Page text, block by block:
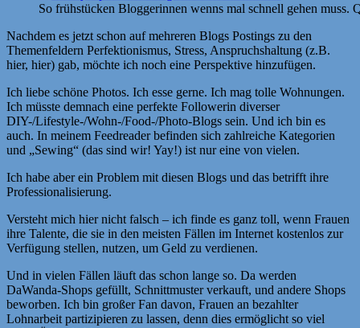
So frühstücken Bloggerinnen wenns mal schnell gehen muss.
Nachdem es jetzt schon auf mehreren Blogs Postings zu den
Themenfeldern Perfektionismus, Stress, Anspruchshaltung (z.B.
hier, hier) gab, möchte ich noch eine Perspektive hinzufügen.
Ich liebe schöne Photos. Ich esse gerne. Ich mag tolle Wohnungen.
Ich müsste demnach eine perfekte Followerin diverser
DIY-/Lifestyle-/Wohn-/Food-/Photo-Blogs sein. Und ich bin es
auch. In meinem Feedreader befinden sich zahlreiche Kategorien
und „Sewing“ (das sind wir! Yay!) ist nur eine von vielen.
Ich habe aber ein Problem mit diesen Blogs und das betrifft ihre
Professionalisierung.
Versteht mich hier nicht falsch – ich finde es ganz toll, wenn Frauen
ihre Talente, die sie in den meisten Fällen im Internet kostenlos zur
Verfügung stellen, nutzen, um Geld zu verdienen.
Und in vielen Fällen läuft das schon lange so. Da werden
DaWanda-Shops gefüllt, Schnittmuster verkauft, und andere Shops
beworben. Ich bin großer Fan davon, Frauen an bezahlter
Lohnarbeit partizipieren zu lassen, denn dies ermöglicht so viel